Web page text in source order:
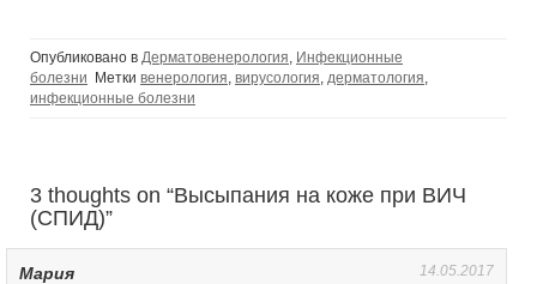
Опубликовано в Дерматовенерология Инфекционные
болезни Метки венерология вирусология дерматология
инфекционные болезни
3 thoughts on “Высыпания на коже при ВИЧ
(СПИД)”
Мария 14.05.2017